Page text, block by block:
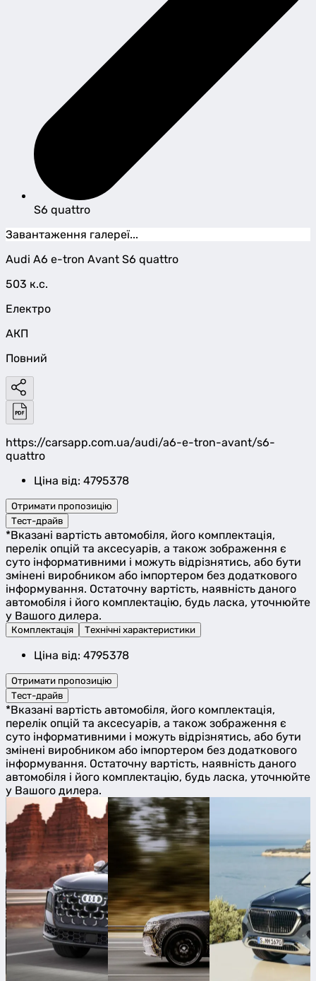
S6 quattro
Завантаження галереї...
Audi A6 e-tron Avant S6 quattro
503 к.с.
Електро
АКП
Повний
https://carsapp.com.ua/audi/a6-e-tron-avant/s6-
quattro
Ціна від: 4795378
Отримати пропозицію
Тест-драйв
*Вказані вартість автомобіля, його комплектація,
перелік опцій та аксесуарів, а також зображення є
суто інформативними і можуть відрізнятись, або бути
змінені виробником або імпортером без додаткового
інформування. Остаточну вартість, наявність даного
автомобіля і його комплектацію, будь ласка, уточнюйте
у Вашого дилера.
Комплектація Технічні характеристики
Ціна від: 4795378
Отримати пропозицію
Тест-драйв
*Вказані вартість автомобіля, його комплектація,
перелік опцій та аксесуарів, а також зображення є
суто інформативними і можуть відрізнятись, або бути
змінені виробником або імпортером без додаткового
інформування. Остаточну вартість, наявність даного
автомобіля і його комплектацію, будь ласка, уточнюйте
у Вашого дилера.